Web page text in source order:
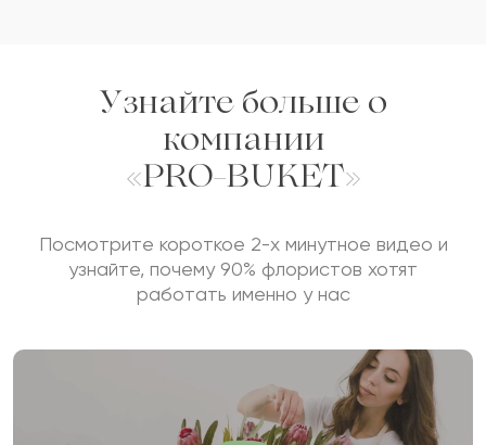
Проверяем на спам.
ОСТАВИТЬ ОТЗЫВ
Узнайте больше о
компании
«PRO-BUKET»
Посмотрите короткое 2-х минутное видео и
узнайте, почему 90% флористов хотят
работать именно у нас